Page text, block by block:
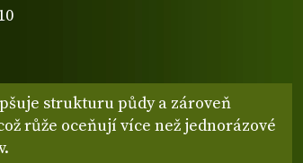
strukturu půdy a zároveň
růže oceňují více než jednorázové